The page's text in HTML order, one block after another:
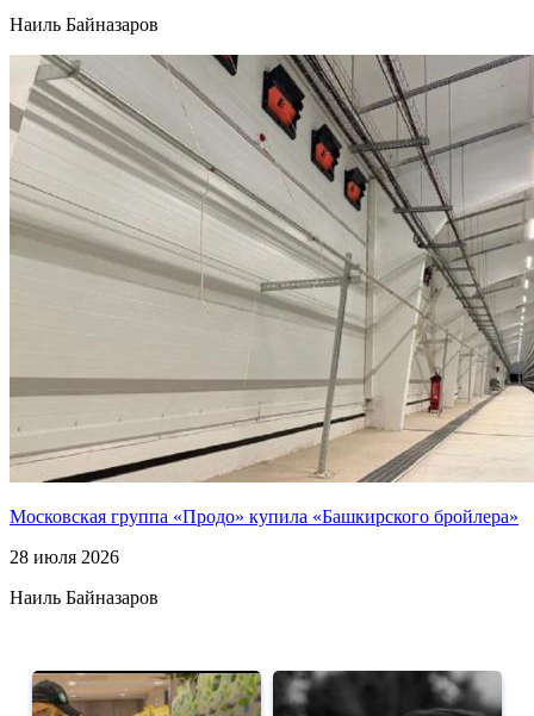
Наиль Байназаров
Московская группа «Продо» купила «Башкирского бройлера»
28 июля 2026
Наиль Байназаров